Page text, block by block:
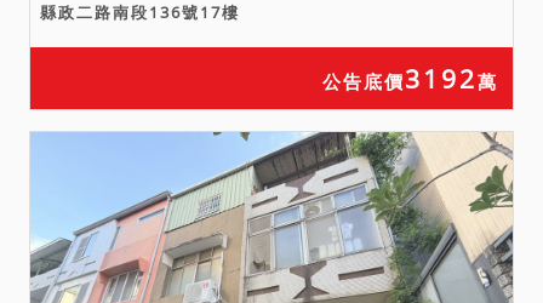
坐落位置等相關事項請求增
減價金或撤銷拍定。
縣政二路南段136號17樓
公告底價3192萬